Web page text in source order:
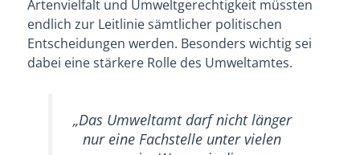
Artenvielfalt und Umweltgerechtigkeit müssten
endlich zur Leitlinie sämtlicher politischen
Entscheidungen werden. Besonders wichtig sei
dabei eine stärkere Rolle des Umweltamtes.
„Das Umweltamt darf nicht länger
nur eine Fachstelle unter vielen